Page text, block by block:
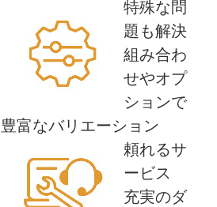
特殊な問
題も解決
組み合わ
せやオプ
ションで
豊富なバリエーション
頼れるサ
ービス
充実のダ